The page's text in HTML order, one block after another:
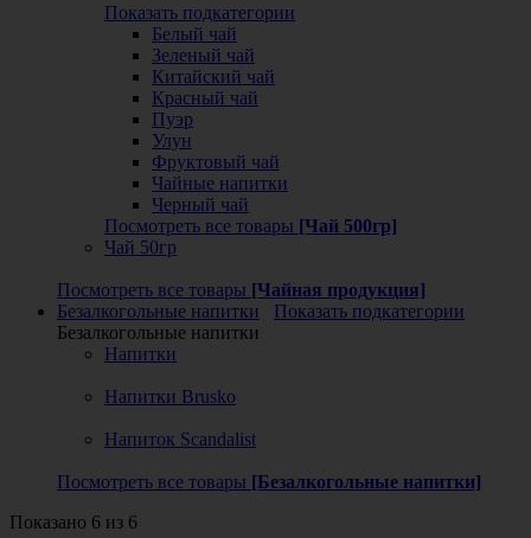
Показать подкатегории
Белый чай
Зеленый чай
Китайский чай
Красный чай
Пуэр
Улун
Фруктовый чай
Чайные напитки
Черный чай
Посмотреть все товары [Чай 500гр]
Чай 50гр
Посмотреть все товары [Чайная продукция]
Безалкогольные напитки
Показать подкатегории
Безалкогольные напитки
Напитки
Напитки Brusko
Напиток Scandalist
Посмотреть все товары [Безалкогольные напитки]
Показано 6 из 6